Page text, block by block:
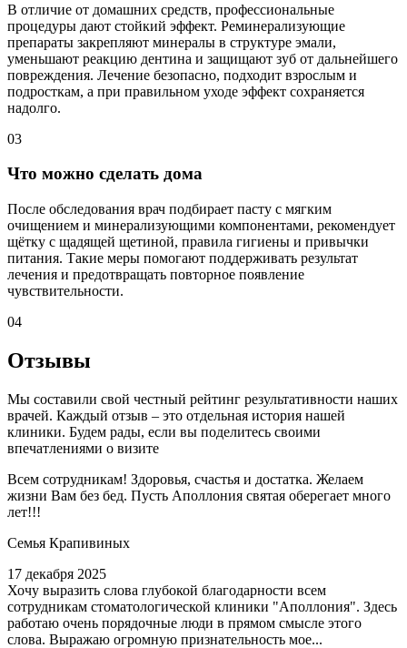
В отличие от домашних средств, профессиональные
процедуры дают стойкий эффект. Реминерализующие
препараты закрепляют минералы в структуре эмали,
уменьшают реакцию дентина и защищают зуб от дальнейшего
повреждения. Лечение безопасно, подходит взрослым и
подросткам, а при правильном уходе эффект сохраняется
надолго.
03
Что можно сделать дома
После обследования врач подбирает пасту с мягким
очищением и минерализующими компонентами, рекомендует
щётку с щадящей щетиной, правила гигиены и привычки
питания. Такие меры помогают поддерживать результат
лечения и предотвращать повторное появление
чувствительности.
04
Отзывы
Мы составили свой честный рейтинг результативности наших
врачей. Каждый отзыв – это отдельная история нашей
клиники. Будем рады, если вы поделитесь своими
впечатлениями о визите
Всем сотрудникам! Здоровья, счастья и достатка. Желаем
жизни Вам без бед. Пусть Аполлония святая оберегает много
лет!!!
Семья Крапивиных
17 декабря 2025
Хочу выразить слова глубокой благодарности всем
сотрудникам стоматологической клиники "Аполлония". Здесь
работаю очень порядочные люди в прямом смысле этого
слова. Выражаю огромную признательность мое...